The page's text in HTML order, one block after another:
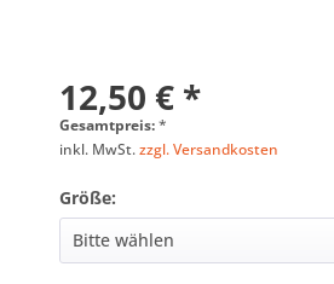
12,50 € *
Gesamtpreis:*
inkl. MwSt.zzgl. Versandkosten
Größe: